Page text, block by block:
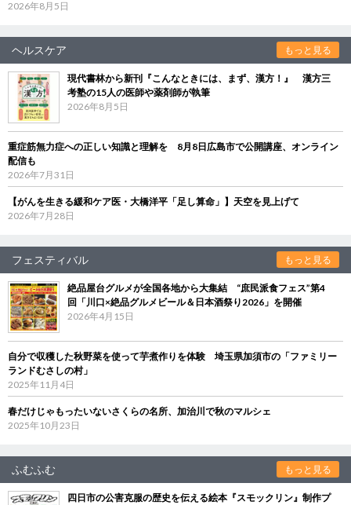
2026年8月5日
ヘルスケア もっと見る
現代書林から新刊『こんなときには、まず、漢方！』 漢方三
考塾の15人の医師や薬剤師が執筆
2026年8月5日
重症筋無力症への正しい知識と理解を 8月8日広島市で公開講座、オンライン
配信も
2026年7月31日
【がんを生きる緩和ケア医・大橋洋平「足し算命」】天空を見上げて
2026年7月28日
フェスティバル もっと見る
絶品屋台グルメが全国各地から大集結 “庶民派食フェス”第4
回「川口×絶品グルメビール＆日本酒祭り2026」を開催
2026年4月15日
自分で収穫した秋野菜を使って芋煮作りを体験 埼玉県加須市の「ファミリー
ランドむさしの村」
2025年11月4日
春だけじゃもったいないさくらの名所、加治川で秋のマルシェ
2025年10月23日
ふむふむ もっと見る
四日市の公害克服の歴史を伝える絵本『スモックリン』制作プ